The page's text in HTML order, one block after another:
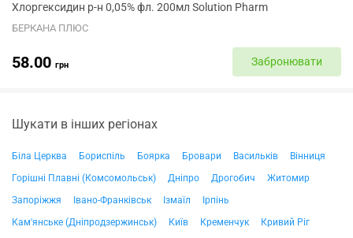
Хлоргексидин р-н 0,05% фл. 200мл Solution Pharm
БЕРКАНА ПЛЮС
58.00 грн Забронювати
Шукати в інших регіонах
Біла Церква Бориспіль Боярка Бровари Васильків
Вінниця
Горішні Плавні (Комсомольськ)
Дніпро Дрогобич
Житомир
Запоріжжя
Івано-Франківськ Ізмаїл
Ірпінь
Кам'янське (Дніпродзержинськ)
Київ Кременчук
Кривий Ріг